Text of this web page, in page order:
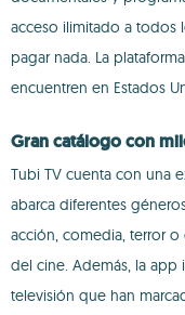
acceso ilimitado a todos
pagar nada. La
encuentren en Estados
Gran catálogo con
Tubi TV cuenta con una
abarca diferentes
acción, comedia, terror
del cine. Además, la app
televisión que han